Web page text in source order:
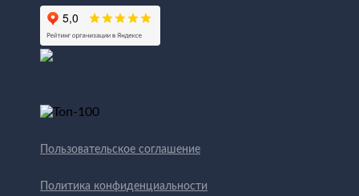
Пользовательское соглашение
Политика конфиденциальности